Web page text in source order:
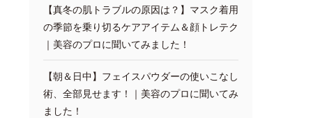
【真冬の肌トラブルの原因は？】マスク着用
の季節を乗り切るケアアイテム＆顔トレテク
｜美容のプロに聞いてみました！
【朝＆日中】フェイスパウダーの使いこなし
術、全部見せます！｜美容のプロに聞いてみ
ました！